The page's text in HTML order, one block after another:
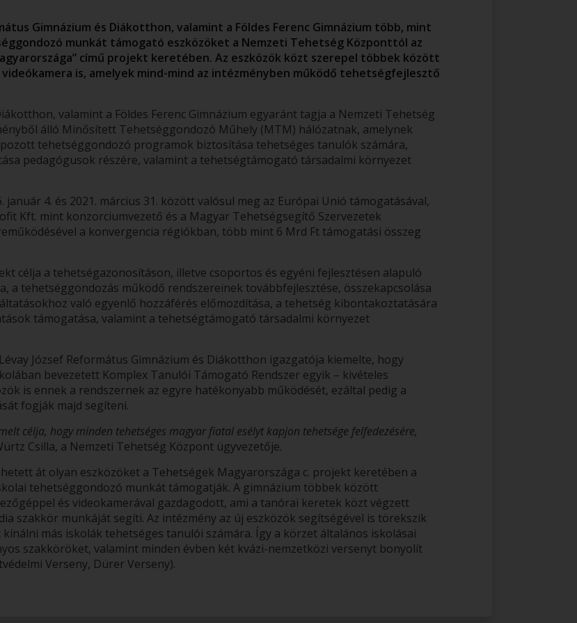
l
c
s
s
v
a
k
Gimnázium és Diákotthon, valamint a Földes Ferenc Gimnázium több, mint
munkát támogató eszközöket a Nemzeti Tehetség Központtól az
című projekt keretében. Az eszközök közt szerepel többek között
is, amelyek mind-mind az intézményben működő tehetségfejlesztő
valamint a Földes Ferenc Gimnázium egyaránt tagja a Nemzeti Tehetség
álló Minősített Tehetséggondozó Műhely (MTM) hálózatnak, amelynek
tehetséggondozó programok biztosítása tehetséges tanulók számára,
pedagógusok részére, valamint a tehetségtámogató társadalmi környezet
4. és 2021. március 31. között valósul meg az Európai Unió támogatásával,
Kft. mint konzorciumvezető és a Magyar Tehetségsegítő Szervezetek
a konvergencia régiókban, több mint 6 Mrd Ft támogatási összeg
célja a tehetségazonosításon, illetve csoportos és egyéni fejlesztésen alapuló
a tehetséggondozás működő rendszereinek továbbfejlesztése, összekapcsolása
való egyenlő hozzáférés előmozdítása, a tehetség kibontakoztatására
támogatása, valamint a tehetségtámogató társadalmi környezet
József Református Gimnázium és Diákotthon igazgatója kiemelte, hogy
bevezetett Komplex Tanulói Támogató Rendszer egyik – kivételes
is ennek a rendszernek az egyre hatékonyabb működését, ezáltal pedig a
fogják majd segíteni.
célja, hogy minden tehetséges magyar fiatal esélyt kapjon tehetsége felfedezésére,
Csilla, a Nemzeti Tehetség Központ ügyvezetője.
át olyan eszközöket a Tehetségek Magyarországa c. projekt keretében a
tehetséggondozó munkát támogatják. A gimnázium többek között
és videokamerával gazdagodott, ami a tanórai keretek közt végzett
szakkör munkáját segíti. Az intézmény az új eszközök segítségével is törekszik
más iskolák tehetséges tanulói számára. Így a körzet általános iskolásai
szakköröket, valamint minden évben két kvázi-nemzetközi versenyt bonyolít
Verseny, Dürer Verseny).